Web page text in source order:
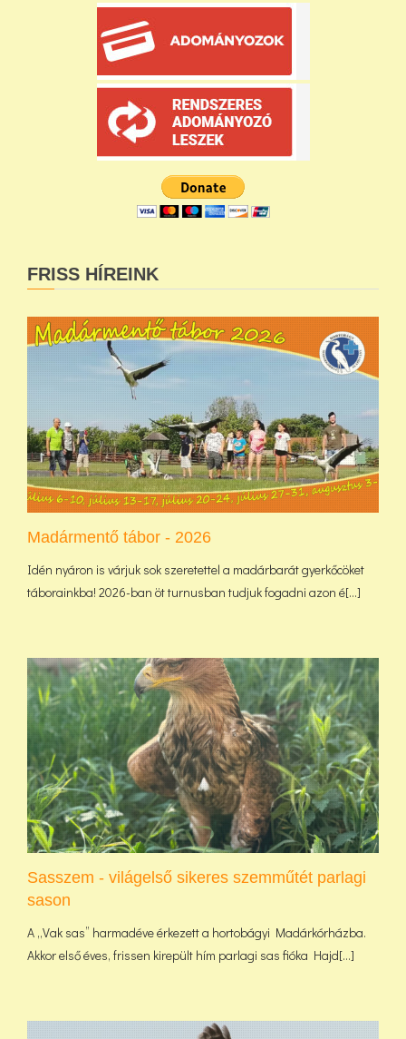
FRISS HÍREINK
Madármentő tábor - 2026
Idén nyáron is várjuk sok szeretettel a madárbarát gyerkőcöket
táborainkba! 2026-ban öt turnusban tudjuk fogadni azon é[...]
Sasszem - világelső sikeres szemműtét parlagi
sason
A „Vak sas” harmadéve érkezett a hortobágyi Madárkórházba.
Akkor első éves, frissen kirepült hím parlagi sas fióka Hajd[...]